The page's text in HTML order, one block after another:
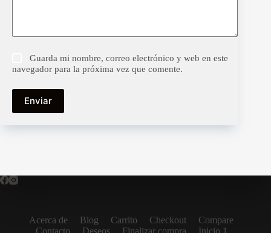
Guarda mi nombre, correo electrónico y web en este
navegador para la próxima vez que comente.
Enviar
Acerca de Blog Carrito Checkout
Compare
Contacto
Deseos Finalizar compra
Inicio 1